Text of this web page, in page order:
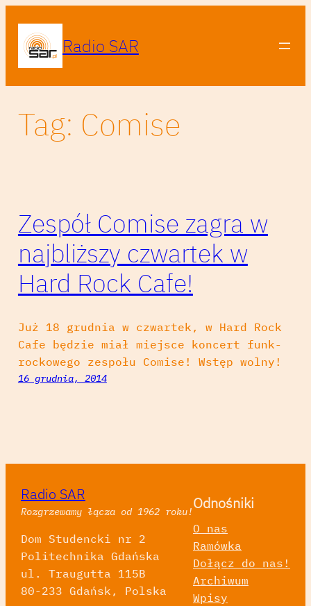
treści
Radio SAR
Tag: Comise
Zespół Comise zagra w
najbliższy czwartek w
Hard Rock Cafe!
Już 18 grudnia w czwartek, w Hard Rock
Cafe będzie miał miejsce koncert funk-
rockowego zespołu Comise! Wstęp wolny!
16 grudnia, 2014
Radio SAR
Rozgrzewamy łącza od 1962 roku!
Dom Studencki nr 2
Politechnika Gdańska
ul. Traugutta 115B
80-233 Gdańsk, Polska
Odnośniki
O nas
Ramówka
Dołącz do nas!
Archiwum
Wpisy